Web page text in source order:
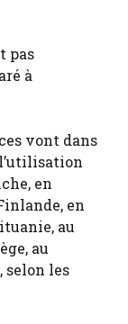
pas
à
vont dans
en
en
au
au
selon les